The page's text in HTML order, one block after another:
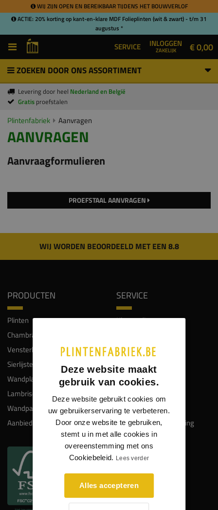
WIJ ZIJN OPEN EN BEREIKBAAR TIJDENS HET BOUWVERLOF
ACTIE: 20% korting op kant-en-klare MDF Folieplinten (wit & zwart) - t/m 31
augustus *
SERVICE INLOGGEN
ZAKELIJK € 0,00
ZOEKEN DOOR ONS ASSORTIMENT
Levering door heel Nederland en België
Gratis proefstalen
Plintenfabriek Aanvragen
AANVRAGEN
Aanvraagformulieren
PROEFSTAAL AANVRAGEN
WIJ WORDEN BEOORDEELD MET EEN 8.8
PRODUCTEN
Plinten
Chambranten
Vensterbanken
Sierlijsten
Wandplanken
Lambrisering
Wandpanelen
Aanbiedingen
SERVICE
Klantendienst
Keuzehulp plinten
Gratis proefstalen
Maatwerk
Montage
Lakken en spuiten
Bezorgkosten en levering
Retourneren
Kadobon
NIEUWSBRIEF
Inschrijven
Deze website maakt
gebruik van cookies.
Deze website gebruikt cookies om
uw gebruikerservaring te verbeteren.
Door onze website te gebruiken,
stemt u in met alle cookies in
overeenstemming met ons
Cookiebeleid. Lees verder
Alles accepteren